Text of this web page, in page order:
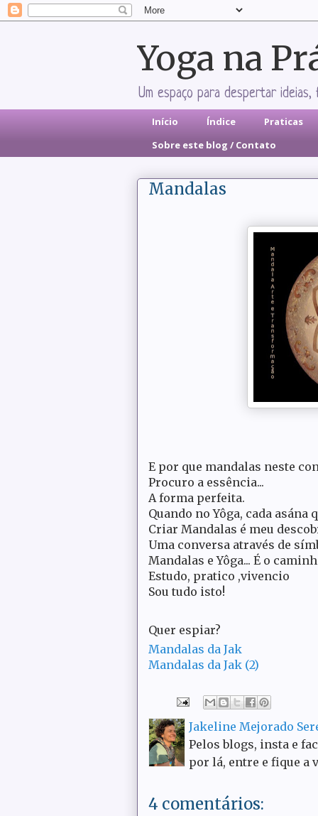
Yoga na
Um espaço para despertar
Início Índice
Praticas
Sobre este blog / Contato
Mandalas
E por que mandalas neste
Procuro a essência...
A forma perfeita.
Quando no Yôga, cada
Criar Mandalas é meu
Uma conversa através de
Mandalas e Yôga... É o
Estudo, pratico ,vivencio
Sou tudo isto!
Quer espiar?
Mandalas da Jak
Mandalas da Jak (2)
Jakeline Mejorado
Pelos blogs, insta e
por lá, entre e fique a
4 comentários: